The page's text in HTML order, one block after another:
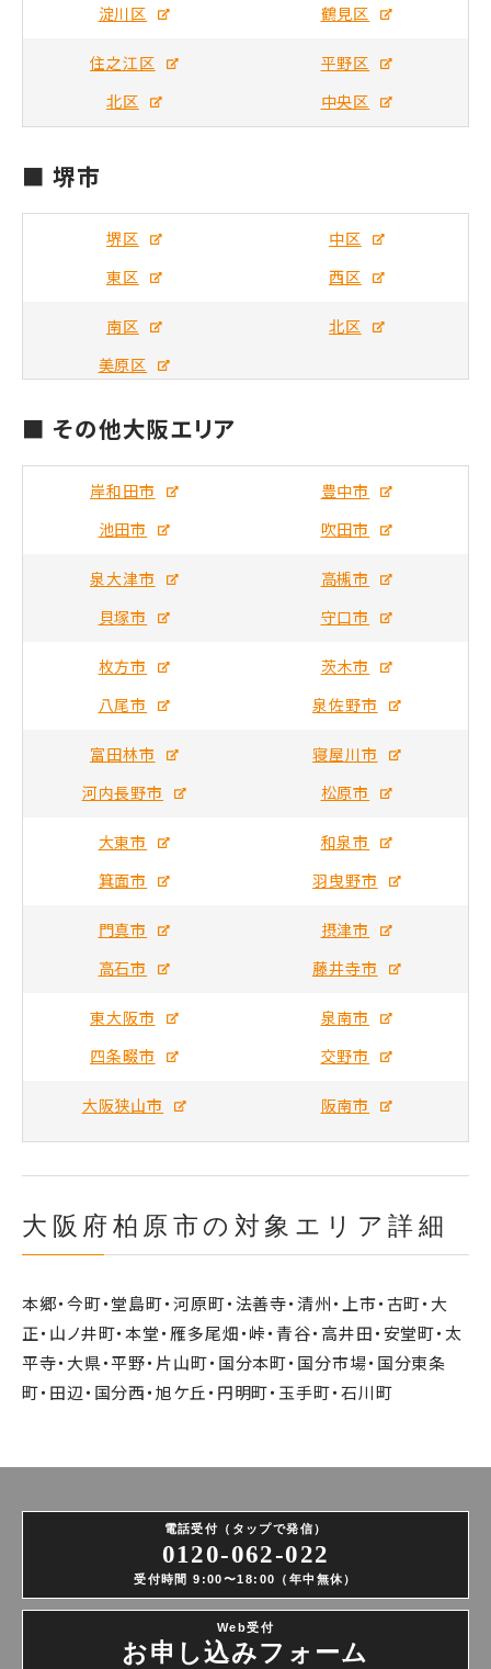
淀川区
鶴見区
住之江区
平野区
北区
中央区
■ 堺市
堺区
中区
東区
西区
南区
北区
美原区
■ その他大阪エリア
岸和田市
豊中市
池田市
吹田市
泉大津市
高槻市
貝塚市
守口市
枚方市
茨木市
八尾市
泉佐野市
富田林市
寝屋川市
河内長野市
松原市
大東市
和泉市
箕面市
羽曳野市
門真市
摂津市
高石市
藤井寺市
東大阪市
泉南市
四条畷市
交野市
大阪狭山市 阪南市
大阪府柏原市の対象エリア詳細
本郷・今町・堂島町・河原町・法善寺・清州・上市・古町・大
正・山ノ井町・本堂・雁多尾畑・峠・青谷・高井田・安堂町・太
平寺・大県・平野・片山町・国分本町・国分市場・国分東条
町・田辺・国分西・旭ケ丘・円明町・玉手町・石川町
電話受付（タップで発信）
0120-062-022
受付時間 9:00〜18:00（年中無休）
Web受付
お申し込みフォーム